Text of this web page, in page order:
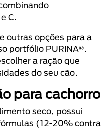
C.
outras opções para a
portfólio PURINA®.
a ração que
do seu cão.
para cachorro
seco, possui
(12-20% contra